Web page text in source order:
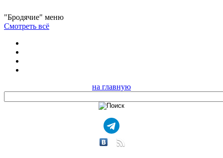
"Бродячие" меню
Смотреть всё
на главную